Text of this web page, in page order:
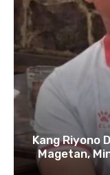
Kang Riyono
Magetan,